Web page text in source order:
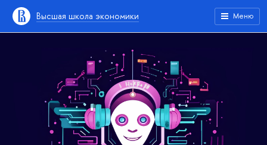
Высшая школа экономики Меню